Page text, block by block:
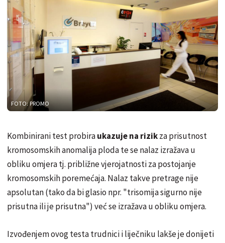
FOTO: PROMO
Kombinirani test probiraukazuje na rizikza prisutnost
kromosomskih anomalija ploda te se nalaz izražava u
obliku omjera tj. približne vjerojatnosti za postojanje
kromosomskih poremećaja. Nalaz takve pretrage nije
apsolutan (tako da bi glasio npr. "trisomija sigurno nije
prisutna ili je prisutna") već se izražava u obliku omjera.
Izvođenjem ovog testa trudnici i liječniku lakše je donijeti